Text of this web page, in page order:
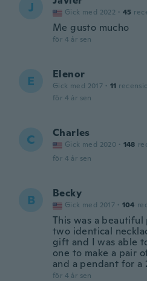
J Gick med 2022 · 45
Me gusto mucho
för 4 år sen
E Elenor
Gick med 2017 · 11
för 4 år sen
C Charles
Gick med 2020 · 148
för 4 år sen
B Becky
Gick med 2017 · 104
This was a
two identical
gift and I was able
one to make a pair
and a pendant for a
för 4 år sen